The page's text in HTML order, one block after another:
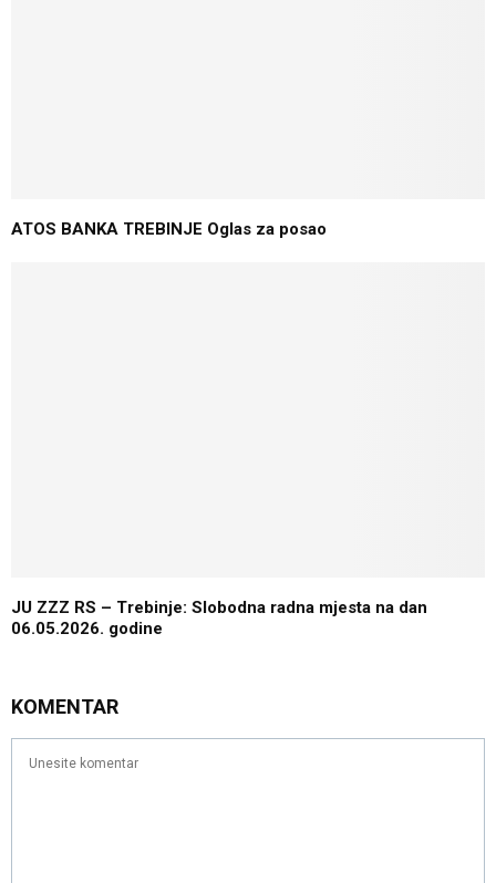
ATOS BANKA TREBINJE Oglas za posao
JU ZZZ RS – Trebinje: Slobodna radna mjesta na dan
06.05.2026. godine
KOMENTAR